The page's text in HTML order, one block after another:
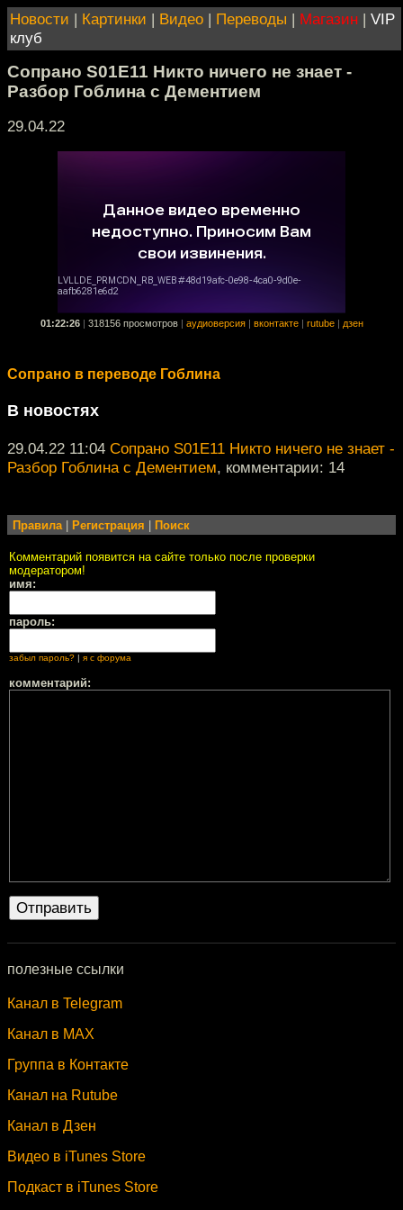
Новости | Картинки | Видео | Переводы | Магазин | VIP
клуб
Сопрано S01E11 Никто ничего не знает -
Разбор Гоблина с Дементием
29.04.22
01:22:26 318156 просмотров аудиоверсия вконтакте rutube дзен
Сопрано в переводе Гоблина
В новостях
29.04.22 11:04 Сопрано S01E11 Никто ничего не знает -
Разбор Гоблина с Дементием, комментарии: 14
Правила| Регистрация Поиск
Комментарий появится на сайте только после проверки
модератором!
имя:
пароль:
забыл пароль? я с форума
комментарий:
полезные ссылки
Канал в Telegram
Канал в MAX
Группа в Контакте
Канал на Rutube
Канал в Дзен
Видео в iTunes Store
Подкаст в iTunes Store